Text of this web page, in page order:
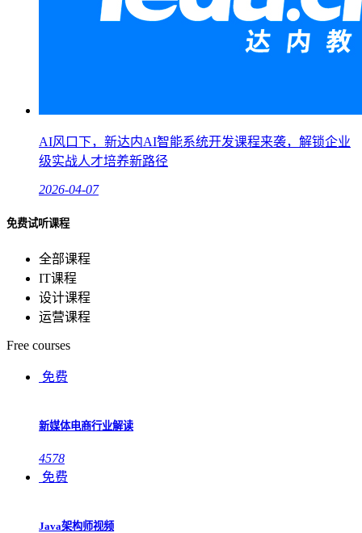
AI风口下，新达内AI智能系统开发课程来袭，解锁企业
级实战人才培养新路径
2026-04-07
免费试听课程
全部课程
IT课程
设计课程
运营课程
Free courses
免费
新媒体电商行业解读
4578
免费
Java架构师视频